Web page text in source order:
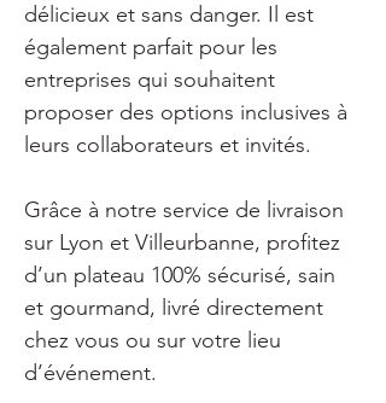
délicieux et sans danger. Il est
également parfait pour les
entreprises qui souhaitent
proposer des options inclusives à
leurs collaborateurs et invités.
Grâce à notre service de livraison
sur Lyon et Villeurbanne, profitez
d’un plateau 100% sécurisé, sain
et gourmand, livré directement
chez vous ou sur votre lieu
d’événement.